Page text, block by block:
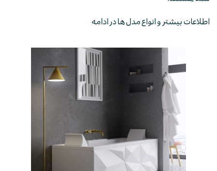
اطلاعات بیشتر و انواع مدل ها در ادامه
جکوزی دایموند ۱۶۰